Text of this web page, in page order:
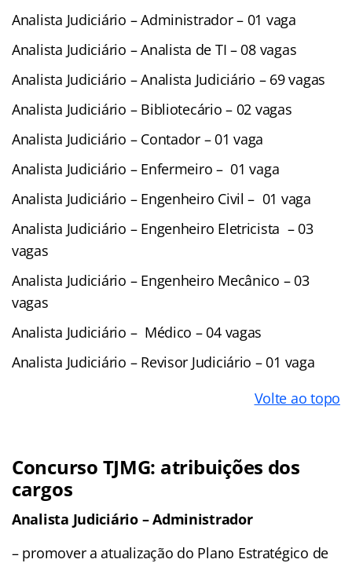
Analista Judiciário – Administrador – 01 vaga
Analista Judiciário – Analista de TI – 08 vagas
Analista Judiciário – Analista Judiciário – 69 vagas
Analista Judiciário – Bibliotecário – 02 vagas
Analista Judiciário – Contador – 01 vaga
Analista Judiciário – Enfermeiro – 01 vaga
Analista Judiciário – Engenheiro Civil – 01 vaga
Analista Judiciário – Engenheiro Eletricista – 03
vagas
Analista Judiciário – Engenheiro Mecânico – 03
vagas
Analista Judiciário – Médico – 04 vagas
Analista Judiciário – Revisor Judiciário – 01 vaga
Volte ao topo
Concurso TJMG: atribuições dos
cargos
Analista Judiciário – Administrador
– promover a atualização do Plano Estratégico de